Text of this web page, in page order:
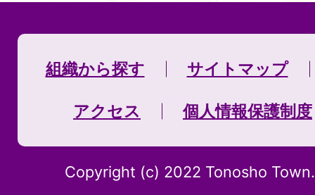
組織から探す サイトマップ
アクセス 個人情報保護制度
Copyright (c) 2022 Tonosho